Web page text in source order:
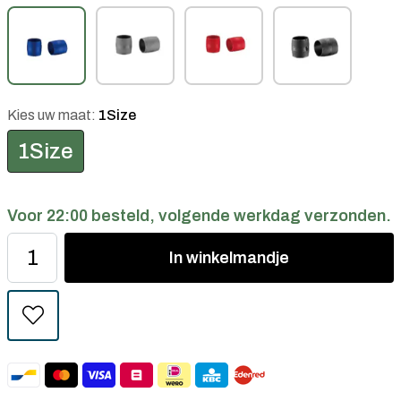
Kies uw maat: 1Size
1Size
Voor 22:00 besteld, volgende werkdag verzonden.
In winkelmandje